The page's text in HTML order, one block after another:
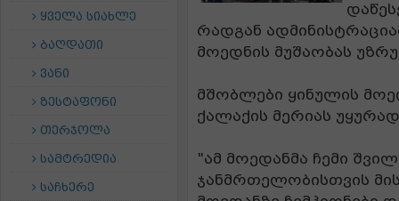
ყველა სიახლე
ბაღდათი
ვანი
ზესტაფონი
თერჯოლა
სამტრედია
საჩხერე
რადგან
მოედნის მუშაობას
მშობლები ყინულის
ქალაქის მერიას
"ამ მოედანმა ჩემი
ჯანმრთელობისთვის